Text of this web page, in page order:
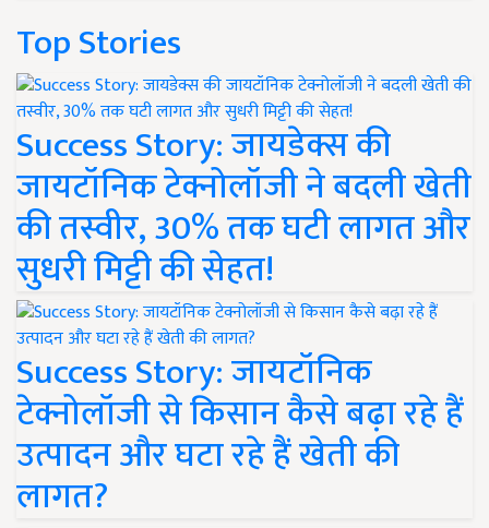
Top Stories
Success Story: जायडेक्स की
जायटॉनिक टेक्नोलॉजी ने बदली खेती
की तस्वीर, 30% तक घटी लागत और
सुधरी मिट्टी की सेहत!
Success Story: जायटॉनिक
टेक्नोलॉजी से किसान कैसे बढ़ा रहे हैं
उत्पादन और घटा रहे हैं खेती की
लागत?